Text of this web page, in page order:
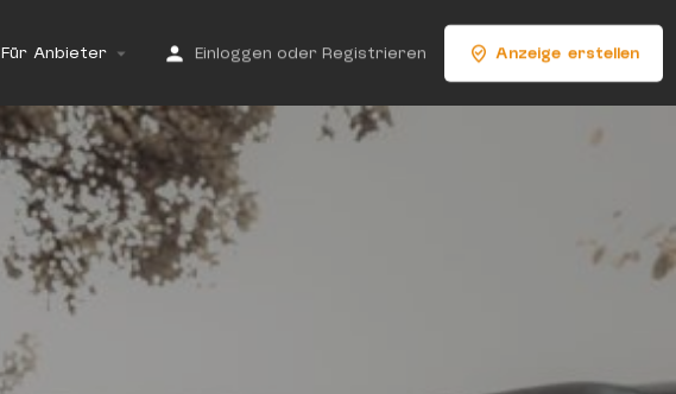
Für Anbieter Einloggen oder Registrieren Anzeige erstellen